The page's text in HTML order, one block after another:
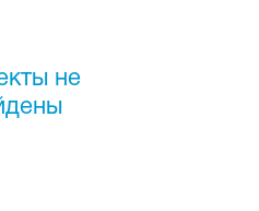
не